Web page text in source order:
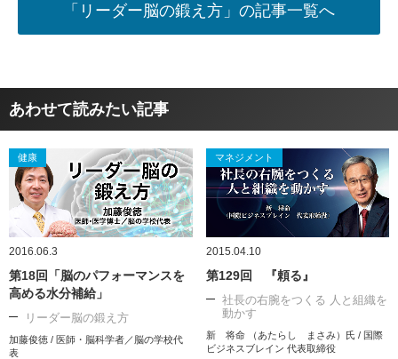
「リーダー脳の鍛え方」の記事一覧へ
あわせて読みたい記事
健康
2016.06.3
第18回「脳のパフォーマンスを
高める水分補給」
リーダー脳の鍛え方
加藤俊徳 / 医師・脳科学者／脳の学校代
表
マネジメント
2015.04.10
第129回 『頼る』
社長の右腕をつくる 人と組織を
動かす
新 将命 （あたらし まさみ）氏 / 国際
ビジネスブレイン 代表取締役